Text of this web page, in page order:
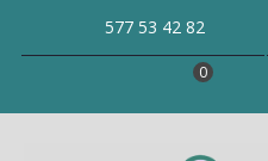
577 53 42 82
0